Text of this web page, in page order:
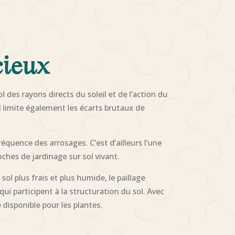
des rayons directs du soleil et de l’action du
également les écarts brutaux de
des arrosages. C’est d’ailleurs l’une
de jardinage sur sol vivant.
plus frais et plus humide, le paillage
participent à la structuration du sol. Avec
pour les plantes.